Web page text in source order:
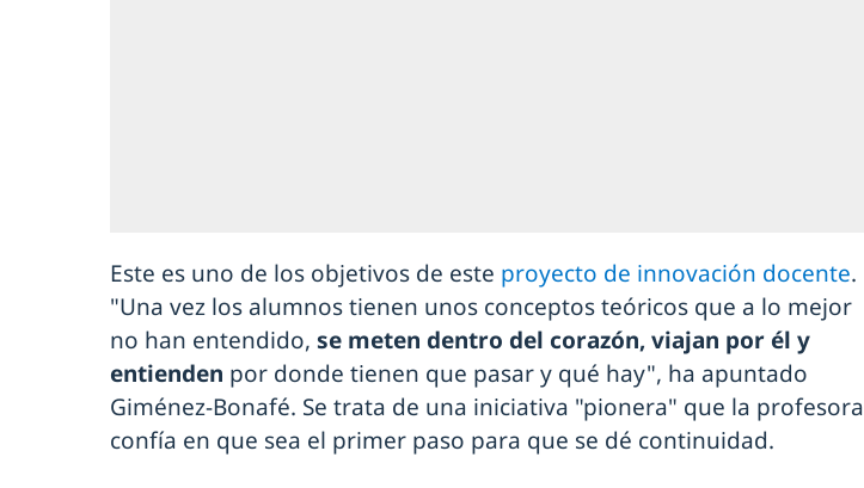
Este es uno de los objetivos de este proyecto de innovación docente.
"Una vez los alumnos tienen unos conceptos teóricos que a lo mejor
no han entendido, se meten dentro del corazón, viajan por él y
entienden por donde tienen que pasar y qué hay", ha apuntado
Giménez-Bonafé. Se trata de una iniciativa "pionera" que la profesora
confía en que sea el primer paso para que se dé continuidad.